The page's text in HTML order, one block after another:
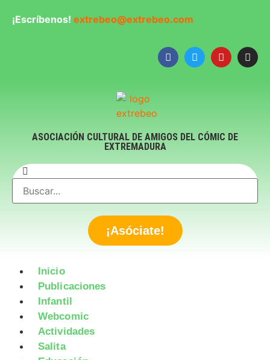
¡Escríbenos! extrebeo@extrebeo.com
ASOCIACIÓN CULTURAL DE AMIGOS DEL CÓMIC DE
EXTREMADURA
¡Asóciate!
Inicio
Publicaciones
Infantil
Webcomic
Actividades
Salita